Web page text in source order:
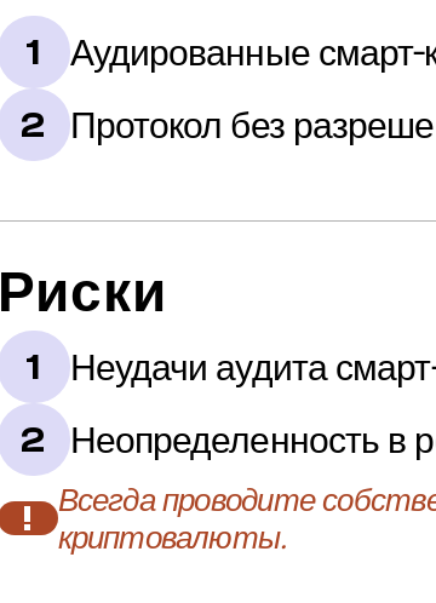
1 Аудированные смарт-
2 Протокол без
Риски
1 Неудачи аудита
2 Неопределенность в
!
Всегда проводите
криптовалюты.